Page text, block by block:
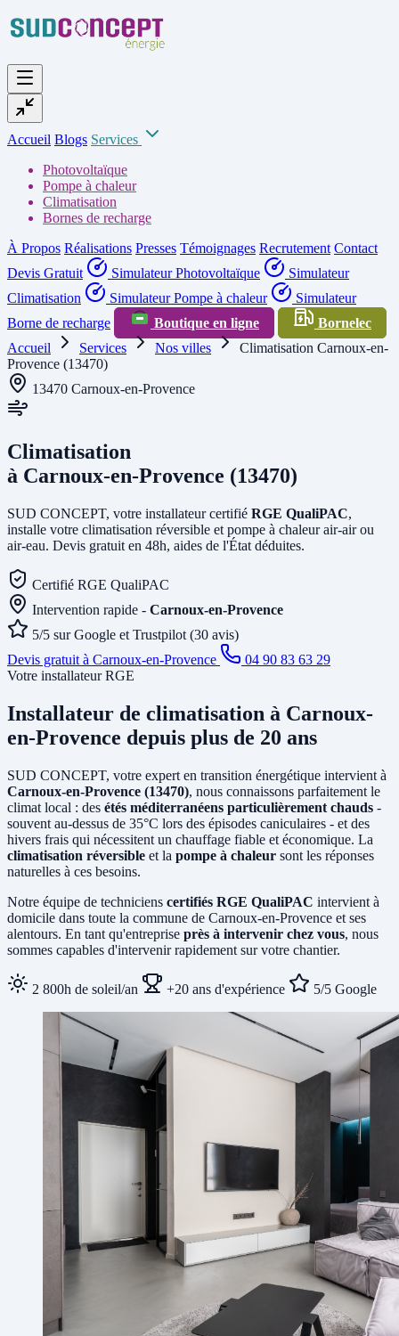
Accueil Blogs Services
Photovoltaïque
Pompe à chaleur
Climatisation
Bornes de recharge
À Propos Réalisations Presses Témoignages Recrutement Contact
Devis Gratuit
Simulateur Photovoltaïque
Simulateur
Climatisation
Simulateur Pompe à chaleur
Simulateur
Borne de recharge
Boutique en ligne
Bornelec
Accueil
Services Nos villes
Climatisation Carnoux-en-
Provence (13470)
13470 Carnoux-en-Provence
Climatisation
à Carnoux-en-Provence (13470)
SUD CONCEPT, votre installateur certifié RGE QualiPAC,
installe votre climatisation réversible et pompe à chaleur air-air ou
air-eau. Devis gratuit en 48h, aides de l'État déduites.
Certifié RGE QualiPAC
Intervention rapide - Carnoux-en-Provence
5/5 sur Google et Trustpilot (30 avis)
Devis gratuit à Carnoux-en-Provence
04 90 83 63 29
Votre installateur RGE
Installateur de climatisation à Carnoux-
en-Provence depuis plus de 20 ans
SUD CONCEPT, votre expert en transition énergétique intervient à
Carnoux-en-Provence (13470), nous connaissons parfaitement le
climat local : des étés méditerranéens particulièrement chauds -
souvent au-dessus de 35°C lors des épisodes caniculaires - et des
hivers frais qui nécessitent un chauffage fiable et économique. La
climatisation réversible et la pompe à chaleur sont les réponses
naturelles à ces besoins.
Notre équipe de techniciens certifiés RGE QualiPAC intervient à
domicile dans toute la commune de Carnoux-en-Provence et ses
alentours. En tant qu'entreprise près à intervenir chez vous, nous
sommes capables d'intervenir rapidement sur votre chantier.
2 800h de soleil/an +20 ans d'expérience 5/5 Google